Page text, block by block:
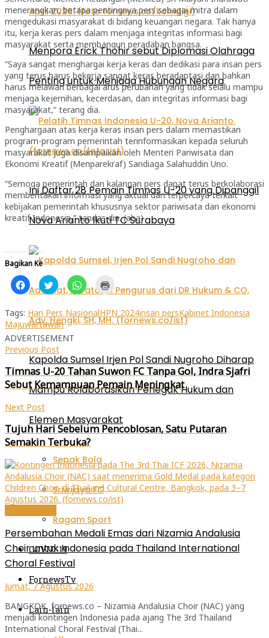
Menpora Erick Thohir sebut Diplomasi Olahraga
Penting untuk Menjaga Hubungan Negara
Ini Daftar 28 Pemain Timnas U-20 yang Dipanggil
Nova Arianto Ikuti TC Surabaya
Kapolda Sumsel Irjen Pol Sandi Nugroho Diharap
Mampu Kolaborasikan Penegak Hukum dan
Elemen Masyarakat
Sepak Bola
Sriwijaya FC
Ragam Sport
COVID-19
FornewsTv
Lain-lain
menerangkan, betapa pentingnya pers sebagai mitra dalam
mengedukasi masyarakat di bidang keuangan negara. Tak hanya
itu, kerja keras pers dalam menjaga integritas informasi bagi
masyarakat serta membangun peradaban bangsa.
“Saya sangat menghargai kerja keras dan dedikasi para insan pers
yang terus harus bekerja sangat keras beradaptasi dan bahkan
harus melawan berbagai arus perubahan yang tidak selalu mampu
menjaga kejernihan, kecerdasan, dan integritas informasi bagi
masyarakat,” terang dia.
Penghargaan atas kerja keras insan pers dalam memastikan
program-program pemerintah terinformasikan kepada seluruh
masyarakat juga disampaikan oleh Menteri Pariwisata dan
Ekonomi Kreatif (Menparekraf) Sandiaga Salahuddin Uno.
“Semoga pemerintah dan kalangan pers dapat terus berkolaborasi
memberitakan informasi yang aktual dan terpercaya terkait
kebijakan pemerintah khususnya sektor pariwisata dan ekonomi
kreatif Indonesia,” tandas dia. (aha)
Bagikan Ke
Klik
untuk
membagikan
Facebook(Membuka
di
jendela
yang
baru)
Klik
untuk
berbagi
Twitter(Membuka
di
jendela
yang
baru)
Klik
untuk
berbagi
WhatsApp(Membuka
di
jendela
untuk
mencetak(Membuka
jendela
yang
baru)
Tags: Hari Pers NasionalHPN 2024insan persKabinet Indonesia
Majuwartawan
ADVERTISEMENT
Previous Post
Timnas U-20 Tahan Suwon FC Tanpa Gol, Indra Sjafri
Sebut Kemampuan Pemain Meningkat
Next Post
Tujuh Hari Sebelum Pencoblosan, Satu Putaran
Semakin Terbuka?
Persembahan Medali Emas dari Nizamia Andalusia
Choir untuk Indonesia pada Thailand International
Choral Festival
Jumat, 7 Agustus 2026
BANGKOK, fornews.co – Nizamia Andalusia Choir (NAC) yang
menjadi kontingen Indonesia pada ajang The 3rd Thailand
International Choral Festival (Thai...